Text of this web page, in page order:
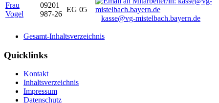
Frau
Vogel
09201
987-26
EG 05
kasse@vg-mistelbach.bayern.de
Gesamt-Inhaltsverzeichnis
Quicklinks
Kontakt
Inhaltsverzeichnis
Impressum
Datenschutz